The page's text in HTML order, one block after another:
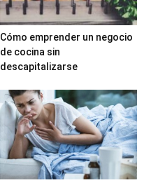
Cómo emprender un negocio
de cocina sin
descapitalizarse